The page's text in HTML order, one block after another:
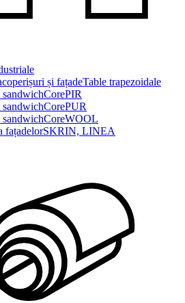
și fațadeTable trapezoidale
sandwichCorePIR
sandwichCorePUR
sandwichCoreWOOL
fațadelorSKRIN, LINEA